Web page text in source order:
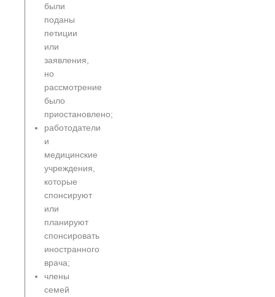
были
поданы
петиции
или
заявления,
но
рассмотрение
было
приостановлено;
работодатели
и
медицинские
учреждения,
которые
спонсируют
или
планируют
спонсировать
иностранного
врача;
члены
семей